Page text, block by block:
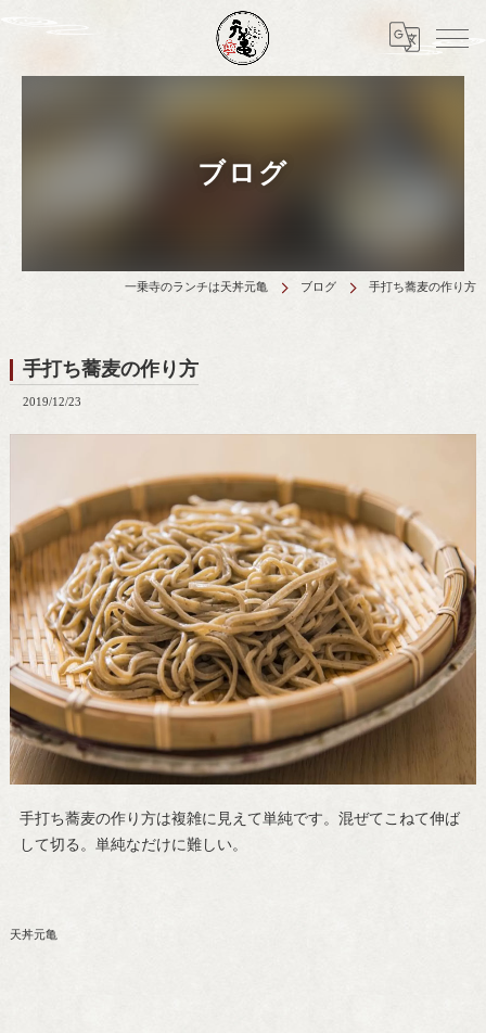
ブログ
一乗寺のランチは天丼元亀 ブログ 手打ち蕎麦の作り方
手打ち蕎麦の作り方
2019/12/23
手打ち蕎麦の作り方は複雑に見えて単純です。混ぜてこねて伸ば
して切る。単純なだけに難しい。
天丼元亀